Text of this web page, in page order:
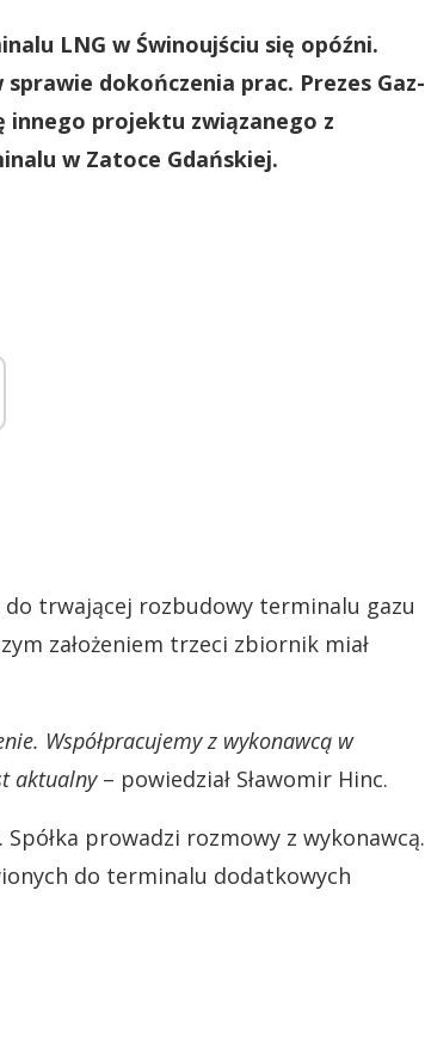
LNG w Świnoujściu się opóźni.
dokończenia prac. Prezes Gaz-
innego projektu związanego z
w Zatoce Gdańskiej.
do trwającej rozbudowy terminalu gazu
założeniem trzeci zbiornik miał
Współpracujemy z wykonawcą w
aktualny– powiedział Sławomir Hinc.
prowadzi rozmowy z wykonawcą.
do terminalu dodatkowych